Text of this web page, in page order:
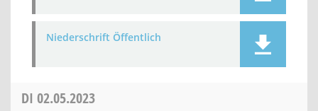
Niederschrift Öffentlich
DI 02.05.2023